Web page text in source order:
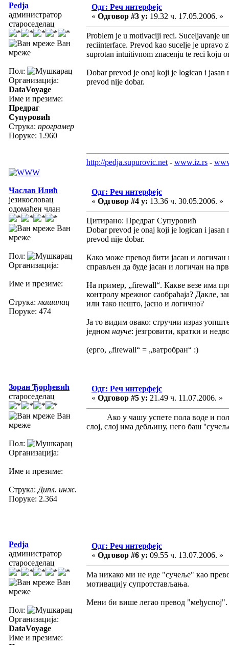
Pedja
администратор
староседелац
Ван
мреже
Пол:
Организација:
DataVoyage
Име и презиме:
Предраг
Супуровић
Струка: програмер
Поруке: 1.960
Одг: Реч интерфејс
« Одговор #3 у: 19.32 ч. 17.05.2006. »
Problem je u motivaciji reci. Suceljavanje
reciinterface. Prevod kao sucelje je upravo
suprotan intuitivnom znacenju te reci koju
Dobar prevod je onaj koji je logican i jasan
prevod nije dobar.
http://pedja.supurovic.net - www.iz.rs -
Часлав Илић
језикословац
одомаћен члан
Ван
мреже
Пол:
Организација:
Име и презиме:
Струка: машинац
Поруке: 474
Одг: Реч интерфејс
« Одговор #4 у: 13.36 ч. 30.05.2006. »
Цитирано: Предраг Супуровић
Dobar prevod je onaj koji je logican i jasan
prevod nije dobar.
Како може превод бити јасан и
справљен да буде јасан и логичан на
На пример, „firewall“. Какве везе има
контролу мрежног саобраћаја? Дакле,
или тако нешто, јасно и логично?
Ја то видим овако: стручни израз
једном науче: језгровити, кратки и
(ерго, „firewall“ = „ватробран“ :)
Зоран Ђорђевић
староседелац
Ван
мреже
Пол:
Организација:
Име и презиме:
Струка: Дипл. инж.
Поруке: 2.364
Одг: Реч интерфејс
« Одговор #5 у: 21.49 ч. 11.07.2006. »
Ако у чашу успете пола воде и пола
слој, слој има дебљину, него баш
Pedja
администратор
староседелац
Ван
мреже
Пол:
Организација:
DataVoyage
Име и презиме:
Одг: Реч интерфејс
« Одговор #6 у: 09.55 ч. 13.07.2006. »
Ма никако ми не иде "сучеље" као
мотивацију супротстављања.
Мени би више легао превод "међуспој".